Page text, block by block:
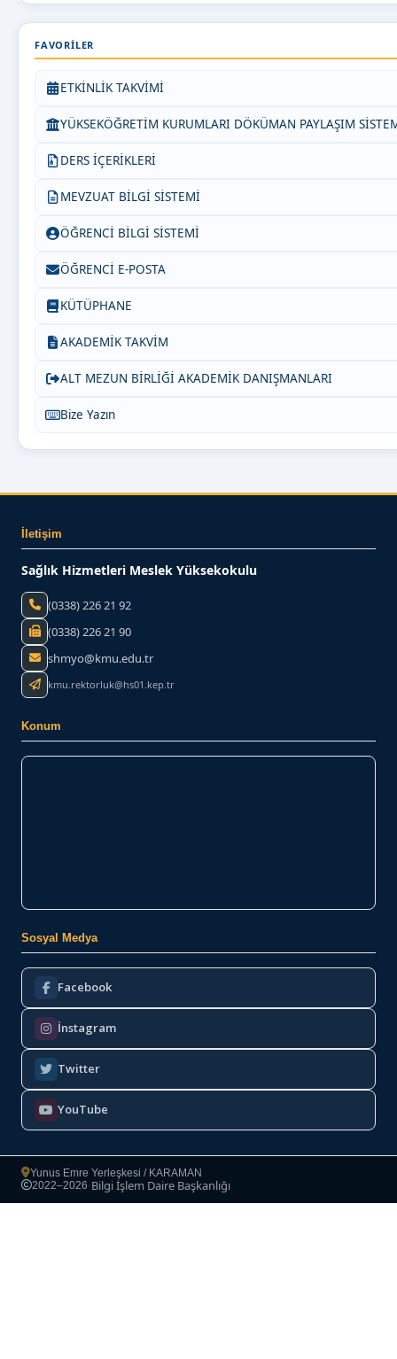
FAVORILER
ETKİNLİK TAKVİMİ
YÜKSEKÖĞRETİM KURUMLARI DÖKÜMAN PAYLAŞIM
DERS İÇERİKLERİ
MEVZUAT BİLGİ SİSTEMİ
ÖĞRENCİ BİLGİ SİSTEMİ
ÖĞRENCİ E-POSTA
KÜTÜPHANE
AKADEMİK TAKVİM
ALT MEZUN BİRLİĞİ AKADEMİK DANIŞMANLARI
Bize Yazın
İletişim
Sağlık Hizmetleri Meslek Yüksekokulu
(0338) 226 21 92
(0338) 226 21 90
shmyo@kmu.edu.tr
kmu.rektorluk@hs01.kep.tr
Konum
Sosyal Medya
Facebook
İnstagram
Twitter
YouTube
Yunus Emre Yerleşkesi / KARAMAN
Copyright
2022–2026·Bilgi İşlem Daire Başkanlığı